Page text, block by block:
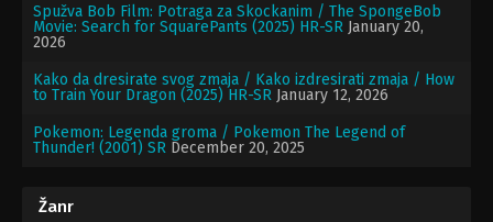
Spužva Bob Film: Potraga za Skockanim / The SpongeBob
Movie: Search for SquarePants (2025) HR-SR January 20,
2026
Kako da dresirate svog zmaja / Kako izdresirati zmaja / How
to Train Your Dragon (2025) HR-SR January 12, 2026
Pokemon: Legenda groma / Pokemon The Legend of
Thunder! (2001) SR December 20, 2025
Žanr